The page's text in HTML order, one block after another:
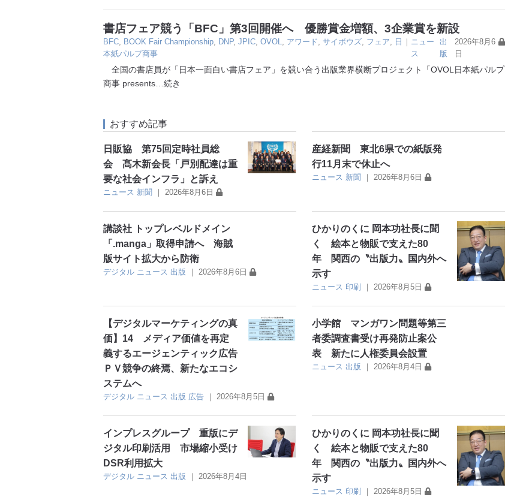
書店フェア競う「BFC」第3回開催へ 優勝賞金増額、3企業賞を新設
BFC BOOK Fair Championship DNP, JPIC OVOL アワード サイボウズ フェア
日
本紙パルプ商事
｜ ニュー
ス
出
版
2026年8月6
日
全国の書店員が「日本一面白い書店フェア」を競い合う出版業界横断プロジェクト「OVOL日本紙パルプ
商事 presents …続き
おすすめ記事
日販協 第75回定時社員総
会 髙木新会長「戸別配達は重
要な社会インフラ」と訴え
ニュース 新聞 ｜ 2026年8月6日
産経新聞 東北6県での紙版発
行11月末で休止へ
ニュース 新聞 ｜ 2026年8月6日
講談社 トップレベルドメイン
「.manga」取得申請へ 海賊
版サイト拡大から防衛
デジタル ニュース 出版 ｜ 2026年8月6日
ひかりのくに 岡本功社長に聞
く 絵本と物販で支えた80
年 関西の〝出版力〟国内外へ
示す
ニュース 印刷 ｜ 2026年8月5日
【デジタルマーケティングの真
価】14 メディア価値を再定
義するエージェンティック広告
ＰＶ競争の終焉、新たなエコシ
ステムへ
デジタル ニュース 出版 広告 ｜ 2026年8月5日
小学館 マンガワン問題等第三
者委調査書受け再発防止案公
表 新たに人権委員会設置
ニュース 出版 ｜ 2026年8月4日
インプレスグループ 重版にデ
ジタル印刷活用 市場縮小受け
DSR利用拡大
デジタル ニュース 出版 ｜ 2026年8月4日
ひかりのくに 岡本功社長に聞
く 絵本と物販で支えた80
年 関西の〝出版力〟国内外へ
示す
ニュース 印刷 ｜2026年8月5日